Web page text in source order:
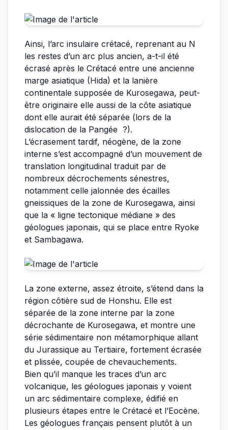
Ainsi, l’arc insulaire crétacé, reprenant au N
les restes d’un arc plus ancien, a-t-il été
écrasé après le Crétacé entre une ancienne
marge asiatique (Hida) et la lanière
continentale supposée de Kurosegawa, peut-
être originaire elle aussi de la côte asiatique
dont elle aurait été séparée (lors de la
dislocation de la Pangée ?).
L’écrasement tardif, néogène, de la zone
interne s’est accompagné d’un mouvement de
translation longitudinal traduit par de
nombreux décrochements sénestres,
notamment celle jalonnée des écailles
gneissiques de la zone de Kurosegawa, ainsi
que la « ligne tectonique médiane » des
géologues japonais, qui se place entre Ryoke
et Sambagawa.
La zone externe, assez étroite, s’étend dans la
région côtière sud de Honshu. Elle est
séparée de la zone interne par la zone
décrochante de Kurosegawa, et montre une
série sédimentaire non métamorphique allant
du Jurassique au Tertiaire, fortement écrasée
et plissée, coupée de chevauchements.
Bien qu’il manque les traces d’un arc
volcanique, les géologues japonais y voient
un arc sédimentaire complexe, édifié en
plusieurs étapes entre le Crétacé et l’Eocène.
Les géologues français pensent plutôt à un